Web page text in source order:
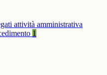
attività amministrativa
1